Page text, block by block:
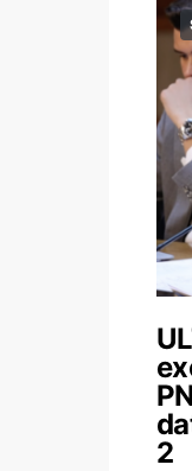
2